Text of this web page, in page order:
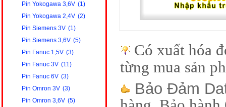
Pin Yokogawa 3,6V (1)
Pin Yokogawa 2,4V (2)
Pin Siemens 3V (1)
Pin Siemens 3,6V (5)
Pin Fanuc 1,5V (3)
Pin Fanuc 3V (11)
Pin Fanuc 6V (3)
Pin Omron 3V (3)
Pin Omron 3,6V (5)
Có xuất hóa
từng mua sản
Bảo Đảm